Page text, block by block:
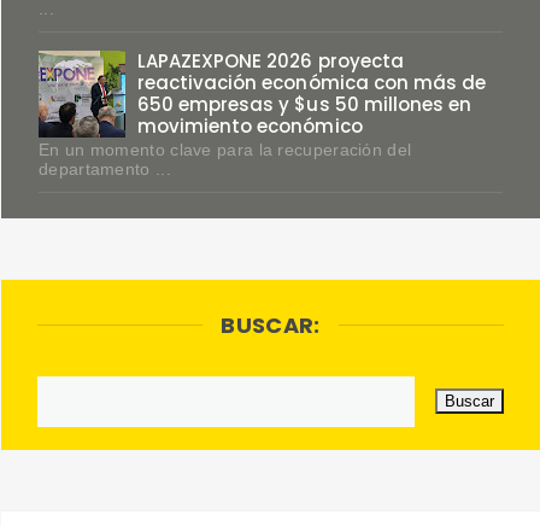
LAPAZEXPONE 2026 proyecta
reactivación económica con más de
650 empresas y $us 50 millones en
movimiento económico
En un momento clave para la recuperación del
departamento ...
BUSCAR: